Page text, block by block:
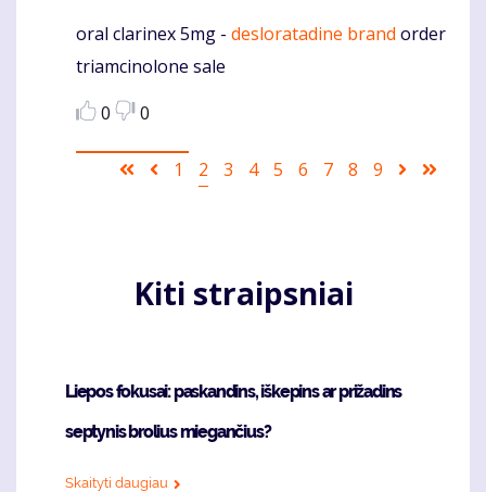
Komentaras
oral clarinex 5mg - desloratadine brand order
triamcinolone sale
0
0
Pagination
First Ankstesnis
Puslapis
1
Current
2 Puslapis
3 Puslapis
4 Puslapis
5 Puslapis
6 Puslapis
7 Puslapis
8 Puslapis
9
Sekantis
Kiti straipsniai
Liepos fokusai: paskandins, iškepins ar prižadins
septynis brolius miegančius?
Skaityti daugiau